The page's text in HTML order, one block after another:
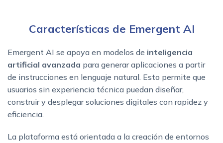
Características de Emergent AI
Emergent AI se apoya en modelos de inteligencia
artificial avanzada para generar aplicaciones a partir
de instrucciones en lenguaje natural. Esto permite que
usuarios sin experiencia técnica puedan diseñar,
construir y desplegar soluciones digitales con rapidez y
eficiencia.
La plataforma está orientada a la creación de entornos